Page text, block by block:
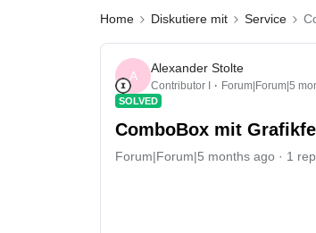
Home Diskutiere mit Service
A
Alexander Stolte
Contributor I Forum|Forum|5
SOLVED
ComboBox mit
Forum|Forum|5 months ago 1